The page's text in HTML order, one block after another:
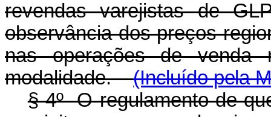
revendas varejistas de
observância dos preços
nas operações de venda
modalidade.
(Incluído pela
§ 4º O regulamento de